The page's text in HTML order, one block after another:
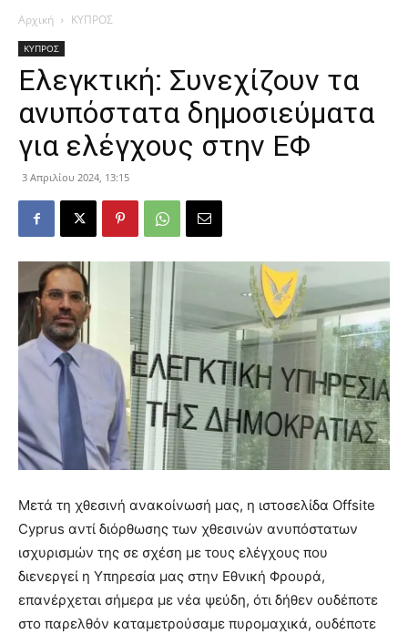
Αρχική ΚΥΠΡΟΣ
ΚΥΠΡΟΣ
Ελεγκτική: Συνεχίζουν τα
ανυπόστατα δημοσιεύματα
για ελέγχους στην ΕΦ
3 Απριλίου 2024, 13:15
Μετά τη χθεσινή ανακοίνωσή μας, η ιστοσελίδα Offsite
Cyprus αντί διόρθωσης των χθεσινών ανυπόστατων
ισχυρισμών της σε σχέση με τους ελέγχους που
διενεργεί η Υπηρεσία μας στην Εθνική Φρουρά,
επανέρχεται σήμερα με νέα ψεύδη, ότι δήθεν ουδέποτε
στο παρελθόν καταμετρούσαμε πυρομαχικά, ουδέποτε